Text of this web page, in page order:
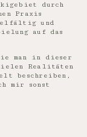
durch
Praxis
und
auf das
man in dieser
Realitäten
beschreiben,
mir sonst